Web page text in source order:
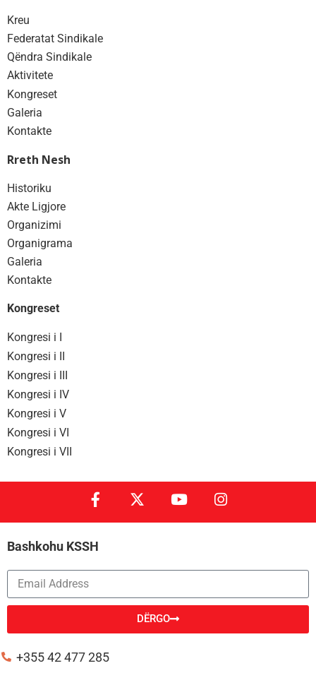
Kreu
Federatat Sindikale
Qëndra Sindikale
Aktivitete
Kongreset
Galeria
Kontakte
Rreth Nesh
Historiku
Akte Ligjore
Organizimi
Organigrama
Galeria
Kontakte
Kongreset
Kongresi i I
Kongresi i II
Kongresi i III
Kongresi i IV
Kongresi i V
Kongresi i VI
Kongresi i VII
Bashkohu KSSH
DËRGO
+355 42 477 285